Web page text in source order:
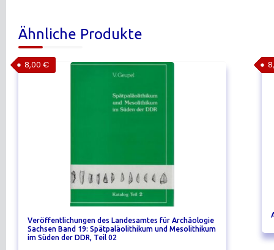
Ähnliche Produkte
Veröffentlichungen des Landesamtes für Archäologie
Sachsen Band 19: Spätpaläolithikum und Mesolithikum
im Süden der DDR, Teil 02
8,00 €